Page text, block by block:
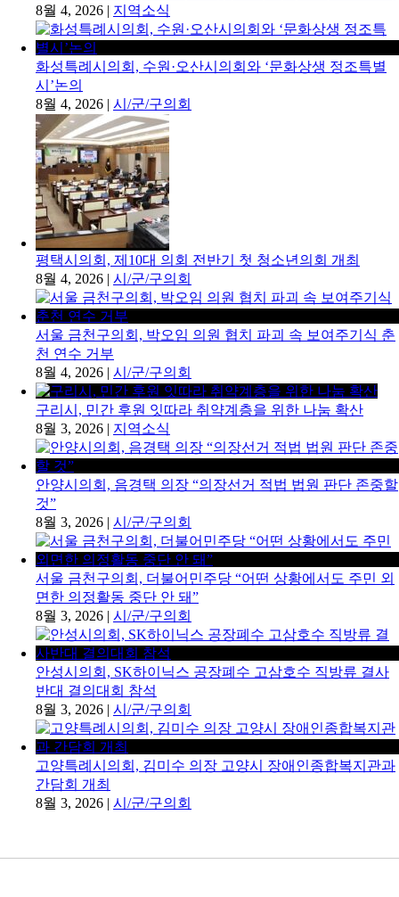
8월 4, 2026 | 지역소식
화성특례시의회, 수원·오산시의회와 ‘문화상생 정조특별
시’논의
8월 4, 2026 | 시/군/구의회
평택시의회, 제10대 의회 전반기 첫 청소년의회 개최
8월 4, 2026 | 시/군/구의회
서울 금천구의회, 박오임 의원 협치 파괴 속 보여주기식 춘
천 연수 거부
8월 4, 2026 | 시/군/구의회
구리시, 민간 후원 잇따라 취약계층을 위한 나눔 확산
8월 3, 2026 | 지역소식
안양시의회, 음경택 의장 “의장선거 적법 법원 판단 존중할
것”
8월 3, 2026 | 시/군/구의회
서울 금천구의회, 더불어민주당 “어떤 상황에서도 주민 외
면한 의정활동 중단 안 돼”
8월 3, 2026 | 시/군/구의회
안성시의회, SK하이닉스 공장폐수 고삼호수 직방류 결사
반대 결의대회 참석
8월 3, 2026 | 시/군/구의회
고양특례시의회, 김미수 의장 고양시 장애인종합복지관과
간담회 개최
8월 3, 2026 | 시/군/구의회